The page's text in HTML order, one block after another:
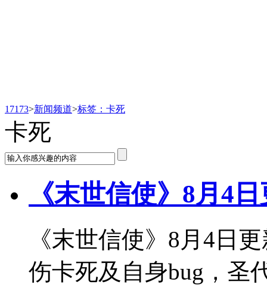
17173>新闻频道>标签：卡死
卡死
《末世信使》8月4
《末世信使》8月4日
伤卡死及自身bug，圣